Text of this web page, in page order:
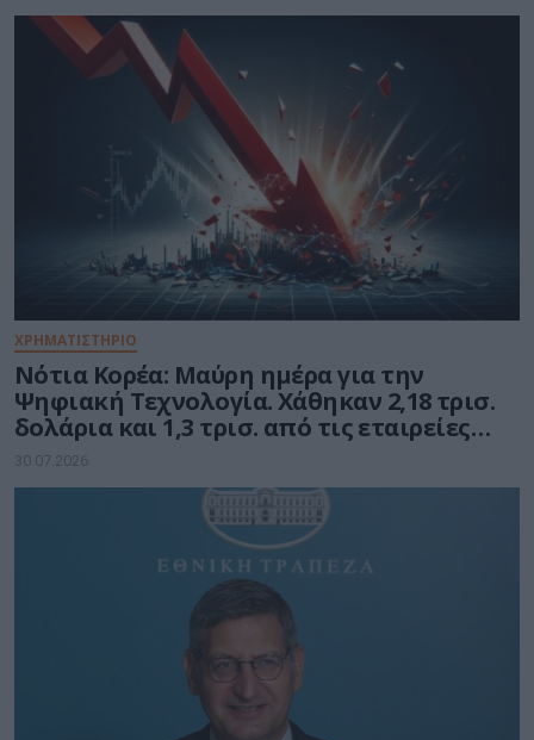
ΧΡΗΜΑΤΙΣΤΗΡΙΟ
Νότια Κορέα: Μαύρη ημέρα για την
Ψηφιακή Τεχνολογία. Χάθηκαν 2,18 τρισ.
δολάρια και 1,3 τρισ. από τις εταιρείες
ημιαγωγών
30.07.2026